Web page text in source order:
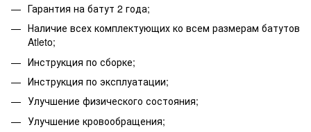
Гарантия на батут 2 года;
Наличие всех комплектующих ко всем размерам батутов
Atleto;
Инструкция по сборке;
Инструкция по эксплуатации;
Улучшение физического состояния;
Улучшение кровообращения;